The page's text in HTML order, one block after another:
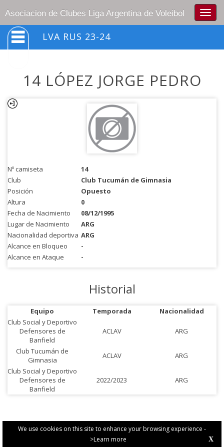
We use cookies on this site to enhance your browsing experience -
>Learn more
X
Asociacion de Clubes Liga Argentina de Voleibol
LVA RUS 23-24
14 LÓPEZ JORGE PEDRO
Nº camiseta
14
Club
Club Tucumán de Gimnasia
Posición
Opuesto
Altura
0
Fecha de Nacimiento
08/12/1995
Lugar de Nacimiento
ARG
Nacionalidad deportiva ARG
Alcance en Bloqueo
-
Alcance en Ataque
-
Historial
Equipo Temporada
Nacionalidad
Club Social y Deportivo
Defensores de
Banfield
ACLAV ARG
Club Tucumán de
Gimnasia
ACLAV
ARG
Club Social y Deportivo
Defensores de
Banfield
2022/2023 ARG